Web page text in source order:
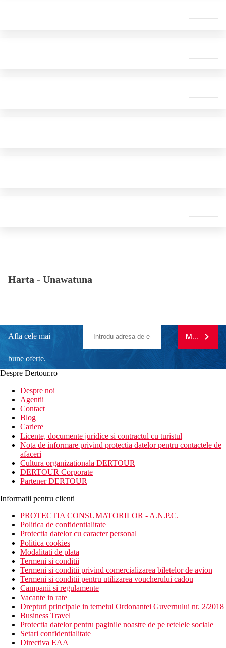
Harta - Unawatuna
Afla cele mai
bune oferte.
newsletter!
MA
Despre Dertour.ro
Despre noi
Agentii
Contact
Blog
Cariere
Licente, documente juridice si contractul cu turistul
Nota de informare privind protectia datelor pentru contactele de
afaceri
Cultura organizationala DERTOUR
DERTOUR Corporate
Partener DERTOUR
Informatii pentru clienti
PROTECTIA CONSUMATORILOR - A.N.P.C.
Politica de confidentialitate
Protectia datelor cu caracter personal
Politica cookies
Modalitati de plata
Termeni si conditii
Termeni si conditii privind comercializarea biletelor de avion
Termeni si conditii pentru utilizarea voucherului cadou
Campanii si regulamente
Vacante in rate
Drepturi principale in temeiul Ordonantei Guvernului nr. 2/2018
Business Travel
Protectia datelor pentru paginile noastre de pe retelele sociale
Setari confidentialitate
Directiva EAA